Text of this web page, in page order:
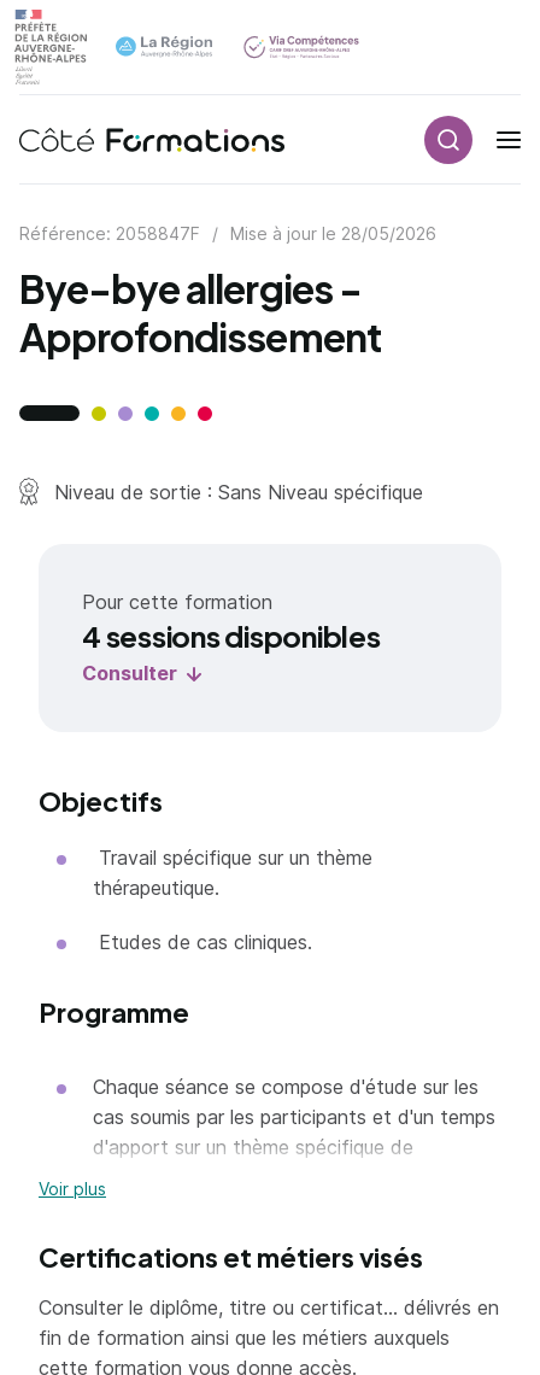
Navigation principale
Référence: 2058847F / Mise à jour le 28/05/2026
Bye-bye allergies -
Approfondissement
Niveau de sortie : Sans Niveau spécifique
Pour cette formation
4 sessions disponibles
Consulter
Objectifs
Travail spécifique sur un thème
thérapeutique.
Etudes de cas cliniques.
Programme
Chaque séance se compose d'étude sur les
cas soumis par les participants et d'un temps
d'apport sur un thème spécifique de
Voir plus
Certifications et métiers visés
Consulter le diplôme, titre ou certificat... délivrés en
fin de formation ainsi que les métiers auxquels
cette formation vous donne accès.